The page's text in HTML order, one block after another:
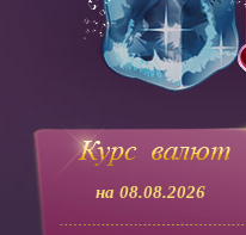
на 08.08.2026